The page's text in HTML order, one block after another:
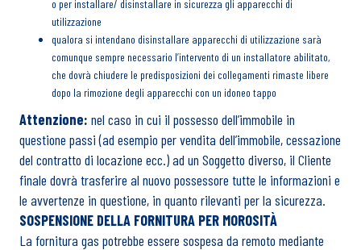
o per installare/ disinstallare in sicurezza gli apparecchi di
utilizzazione
qualora si intendano disinstallare apparecchi di utilizzazione sarà
comunque sempre necessario l’intervento di un installatore abilitato,
che dovrà chiudere le predisposizioni dei collegamenti rimaste libere
dopo la rimozione degli apparecchi con un idoneo tappo
Attenzione: nel caso in cui il possesso dell’immobile in
questione passi (ad esempio per vendita dell’immobile, cessazione
del contratto di locazione ecc.) ad un Soggetto diverso, il Cliente
finale dovrà trasferire al nuovo possessore tutte le informazioni e
le avvertenze in questione, in quanto rilevanti per la sicurezza.
SOSPENSIONE DELLA FORNITURA PER MOROSITÀ
La fornitura gas potrebbe essere sospesa da remoto mediante